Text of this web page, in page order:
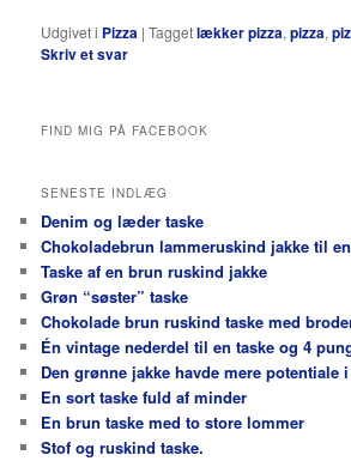
Udgivet i Pizza |Taggetlækker pizza,pizza,
Skriv et svar
FIND MIG PÅ FACEBOOK
SENESTE INDLÆG
Denim og læder taske
Chokoladebrun lammeruskind jakke til
Taske af en brun ruskind jakke
Grøn “søster” taske
Chokolade brun ruskind taske med
Én vintage nederdel til en taske og 4
Den grønne jakke havde mere potentiale
En sort taske fuld af minder
En brun taske med to store lommer
Stof og ruskind taske.